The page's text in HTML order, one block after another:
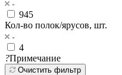
945
Кол-во полок/ярусов, шт.
4
?Примечание
Очистить фильтр